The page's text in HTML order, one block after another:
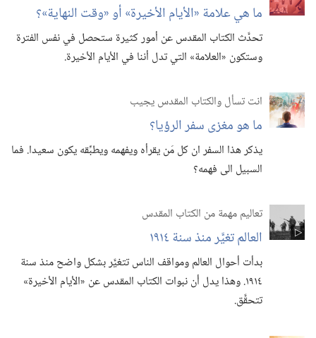
ما هي علامة «الأيام الأخيرة» أو «وقت النهاية»؟‏
تحدَّث الكتاب المقدس عن أمور كثيرة ستحصل في نفس الفترة
وستكون «العلامة» التي تدل أننا في الأيام الأخيرة.‏
انت تسأل والكتاب المقدس يجيب
ما هو مغزى سفر الرؤيا؟‏
يذكر هذا السفر ان كل مَن يقرأه ويفهمه ويطبِّقه يكون سعيدا.‏ فما
السبيل الى فهمه؟‏
تعاليم مهمة من الكتاب المقدس
العالم تغيَّر منذ سنة ١٩١٤
بدأت أحوال العالم ومواقف الناس تتغيَّر بشكل واضح منذ سنة
١٩١٤.‏ وهذا يدل أن نبوات الكتاب المقدس عن «الأيام الأخيرة»
تتحقَّق.‏